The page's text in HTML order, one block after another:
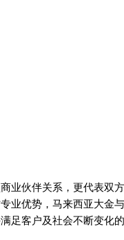
业伙伴关系，更代表双
业优势，马来西亚大金
足客户及社会不断变化的